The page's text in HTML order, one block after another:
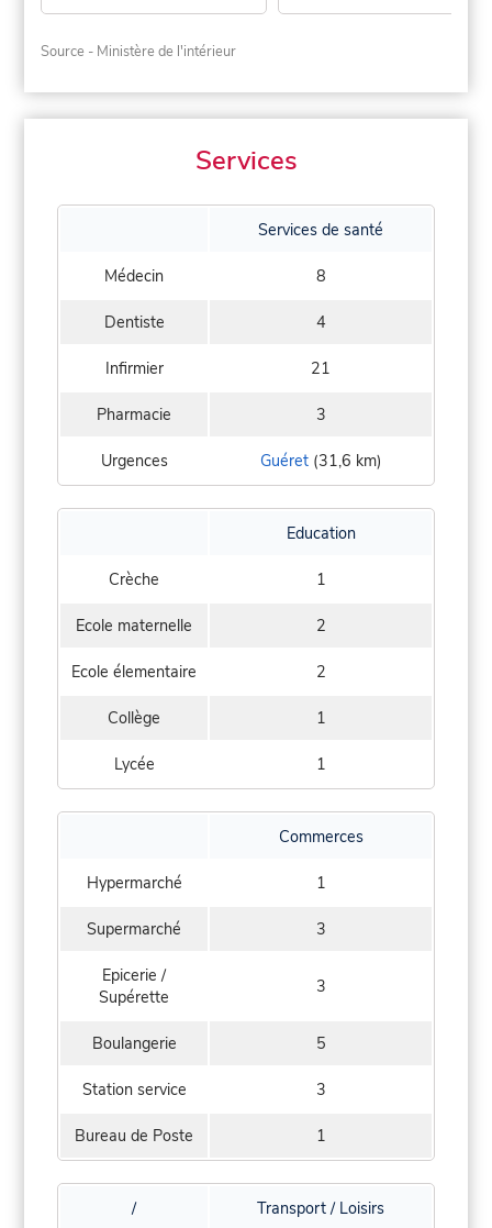
Source - Ministère de l'intérieur
Services
Services de santé
Médecin 8
Dentiste 4
Infirmier 21
Pharmacie 3
Urgences Guéret(31,6 km)
Education
Crèche 1
Ecole maternelle 2
Ecole élementaire 2
Collège 1
Lycée 1
Commerces
Hypermarché 1
Supermarché 3
Epicerie /
Supérette
3
Boulangerie 5
Station service 3
Bureau de Poste 1
/ Transport / Loisirs